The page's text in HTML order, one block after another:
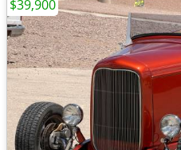
$39,900